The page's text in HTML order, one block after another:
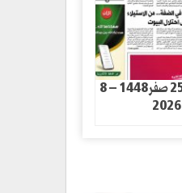
صحيفة الثورة السبت 25 صفر1448 – 8